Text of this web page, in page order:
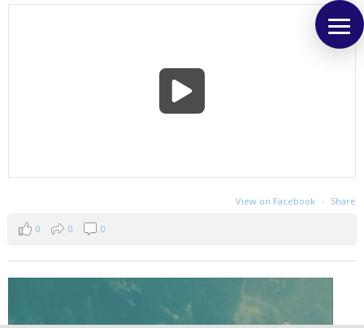
View on Facebook · Share
0 0 0